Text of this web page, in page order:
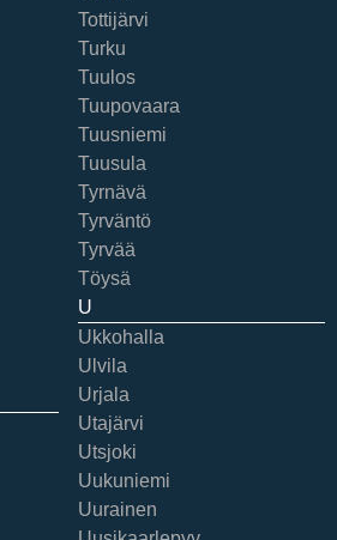
Tottijärvi
Turku
Tuulos
Tuupovaara
Tuusniemi
Tuusula
Tyrnävä
Tyrväntö
Tyrvää
Töysä
U
Ukkohalla
Ulvila
Urjala
Utajärvi
Utsjoki
Uukuniemi
Uurainen